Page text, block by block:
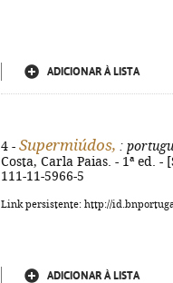
ADICIONAR À LISTA
4 - Supermiúdos, :
Costa, Carla Paias. - 1ª ed.
111-11-5966-5
Link persistente: http://
ADICIONAR À LISTA